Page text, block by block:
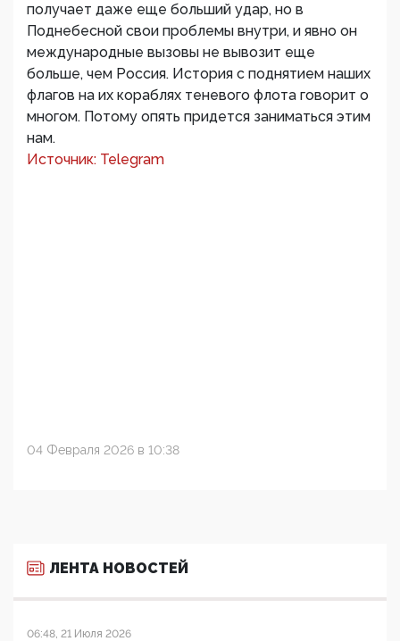
получает даже еще больший удар, но в
Поднебесной свои проблемы внутри, и явно он
международные вызовы не вывозит еще
больше, чем Россия. История с поднятием наших
флагов на их кораблях теневого флота говорит о
многом. Потому опять придется заниматься этим
нам.
Источник: Telegram
04 Февраля 2026 в 10:38
ЛЕНТА НОВОСТЕЙ
06:48, 21 Июля 2026